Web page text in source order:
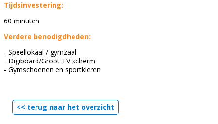
Tijdsinvestering:
60 minuten
Verdere benodigdheden:
- Speellokaal / gymzaal
- Digiboard/Groot TV scherm
- Gymschoenen en sportkleren
<< terug naar het overzicht